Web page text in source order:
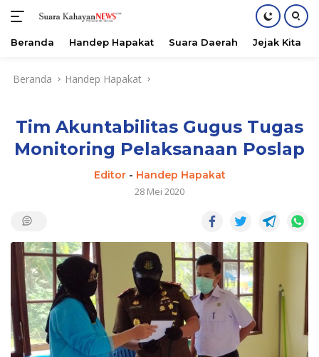
Beranda Handep Hapakat Suara Daerah Jejak Kita
Beranda Handep Hapakat
Tim Akuntabilitas Gugus Tugas
Monitoring Pelaksanaan Poslap
Editor- Handep Hapakat
28 Mei 2020